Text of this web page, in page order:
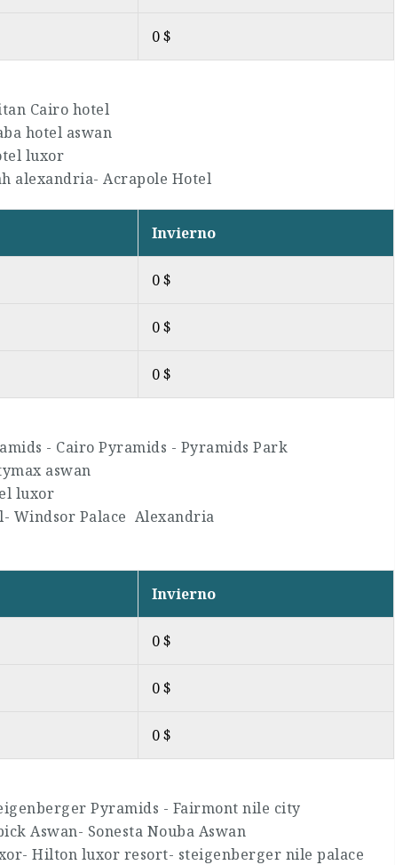
0 $
Cairo hotel
hotel aswan
luxor
alexandria- Acrapole Hotel
Invierno
0 $
0 $
0 $
- Cairo Pyramids - Pyramids Park
aswan
luxor
Windsor Palace Alexandria
Invierno
0 $
0 $
0 $
Pyramids - Fairmont nile city
Aswan- Sonesta Nouba Aswan
Hilton luxor resort- steigenberger nile palace